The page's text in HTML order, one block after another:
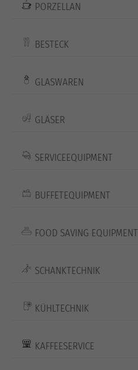
PORZELLAN
BESTECK
GLASWAREN
GLÄSER
SERVICEEQUIPMENT
BUFFETEQUIPMENT
FOOD SAVING EQUIPMENT
SCHANKTECHNIK
KÜHLTECHNIK
KAFFEESERVICE